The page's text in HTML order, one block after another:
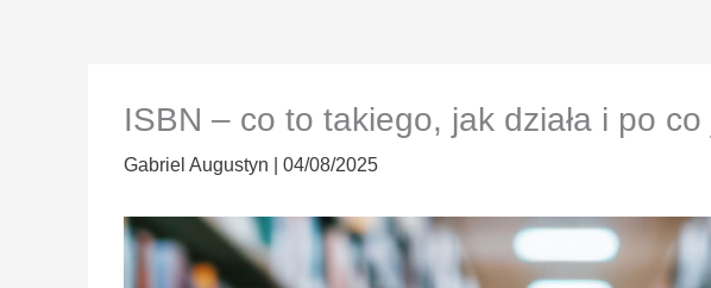
ISBN – co to takiego, jak działa i po
Gabriel Augustyn 04/08/2025